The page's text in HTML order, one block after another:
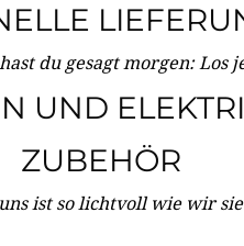
du gesagt morgen: Los
UND
ZUBEHÖR
ist so lichtvoll wie wir